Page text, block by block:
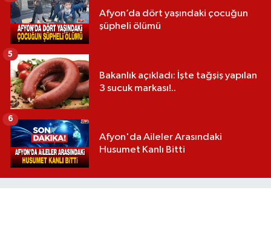
Afyon’da dört yaşındaki çocuğun
şüpheli ölümü
Bakanlık açıkladı: İşte tağşiş yapılan
3 sucuk markası!..
5
Afyon'da Aileler Arasındaki
Husumet Kanlı Bitti
6